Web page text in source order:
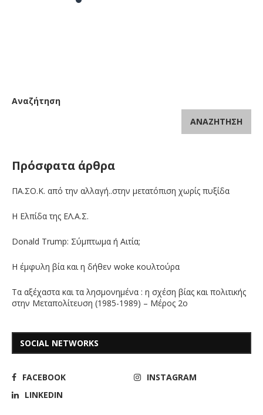
Αναζήτηση
ΑΝΑΖΉΤΗΣΗ
Πρόσφατα άρθρα
ΠΑ.ΣΟ.Κ. από την αλλαγή..στην μετατόπιση χωρίς πυξίδα
Η Ελπίδα της ΕΛ.Α.Σ.
Donald Trump: Σύμπτωμα ή Αιτία;
Η έμφυλη βία και η δήθεν woke κουλτούρα
Τα αξέχαστα και τα λησμονημένα : η σχέση βίας και πολιτικής
στην Μεταπολίτευση (1985-1989) – Μέρος 2ο
SOCIAL NETWORKS
FACEBOOK
INSTAGRAM
LINKEDIN